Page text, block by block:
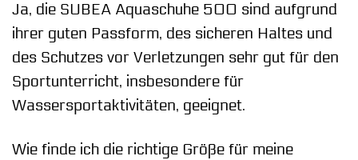
Ja, die SUBEA Aquaschuhe 500 sind aufgrund
ihrer guten Passform, des sicheren Haltes und
des Schutzes vor Verletzungen sehr gut für den
Sportunterricht, insbesondere für
Wassersportaktivitäten, geeignet.
Wie finde ich die richtige Größe für meine